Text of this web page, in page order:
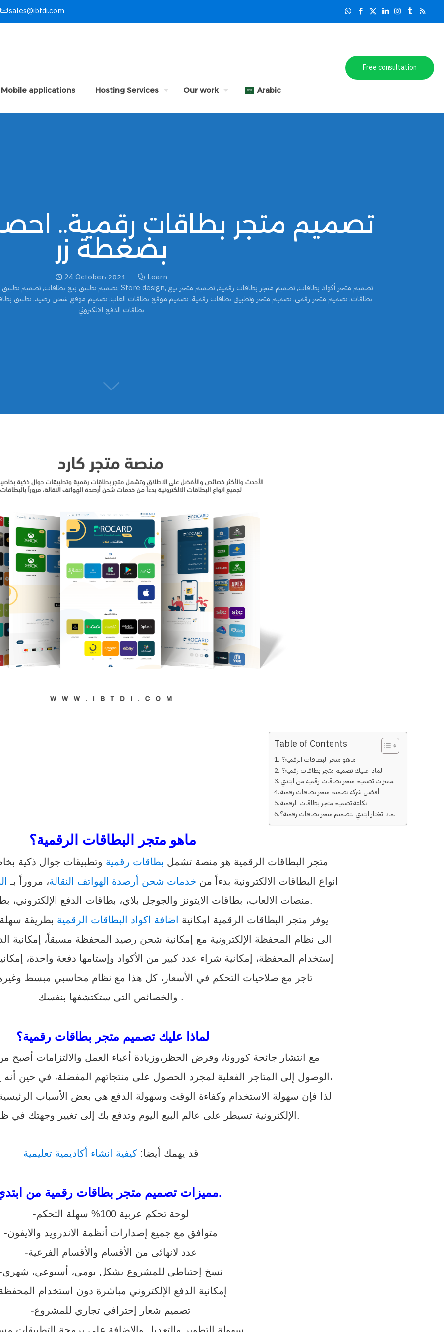
sales@ibtdi.com
Mobile applications Hosting Services Our work Arabic
Free consultation
تصميم متجر بطاقات رقمية..
بضغطة زر
24 October، 2021
Learn
تصميم تطبيق بيع بطاقات,تصميم , Store design, تصميم متجر أكواد بطاقات,تصميم متجر بطاقات رقمية,تصميم متجر بيع
بطاقات, تصميم متجر رقمي, تصميم متجر وتطبيق بطاقات رقمية, تصميم موقع بطاقات العاب, تصميم موقع شحن رصيد, تطبيق
بطاقات الدفع الالكتروني
Table of Contents
ماهو متجر البطاقات الرقمية؟
لماذا عليك تصميم متجر بطاقات رقمية؟
مميزات تصميم متجر بطاقات رقمية من ابتدي.
أفضل شركة تصميم متجر بطاقات رقمية
تكلفة تصميم متجر بطاقات الرقمية
لماذا تختار ابتدي لتصميم متجر بطاقات رقمية؟
ماهو متجر البطاقات الرقمية؟
متجر البطاقات الرقمية هو منصة تشمل بطاقات رقمية وتطبيقات جوال ذكية
انواع البطاقات الالكترونية بدءاً من خدمات شحن أرصدة الهواتف النقالة، مروراً بـ
منصات الالعاب، بطاقات الايتونز والجوجل بلاي، بطاقات الدفع الإلكتروني، بطاقات التسوق والترفيه.
يوفر متجر البطاقات الرقمية امكانية
اضافة اكواد البطاقات الرقمية بطريقة سهلة
الى نظام المحفظة الإلكترونية مع إمكانية شحن رصيد المحفظة مسبقاً، إمكانية
إستخدام المحفظة، إمكانية شراء عدد كبير من الأكواد وإستامها دفعة واحدة،
تاجر مع صلاحيات التحكم في الأسعار، كل هذا مع نظام محاسبي مبسط
والخصائص التى ستكتشفها بنفسك .
لماذا عليك تصميم متجر بطاقات رقمية؟
مع انتشار جائحة كورونا، وفرض الحظر،وزيادة أعباء العمل والالتزامات أصبح
الوصول إلى المتاجر الفعلية لمجرد الحصول على منتجاتهم المفضلة، في حين أنه يمكنهم شراءها بنقرة واحدة،
لذا فإن سهولة الاستخدام وكفاءة الوقت وسهولة الدفع هي بعض الأسباب
الإلكترونية تسيطر على عالم البيع اليوم وتدفع بك إلى تغيير وجهتك في ظل التطورات الحالية.
قد يهمك أيضا:كيفية انشاء أكاديمية تعليمية
مميزات تصميم متجر بطاقات رقمية من ابتدي.
-لوحة تحكم عربية 100% سهلة التحكم
-متوافق مع جميع إصدارات أنظمة الاندرويد والايفون
-عدد لانهائى من الأقسام والأقسام الفرعية
-نسخ إحتياطي للمشروع بشكل يومي، أسبوعي، شهري
-إمكانية الدفع الإلكتروني مباشرة دون استخدام
-تصميم شعار إحترافي تجاري للمشروع
-سهولة التطوير والتعديل والاضافة على برمجة التطبيقات